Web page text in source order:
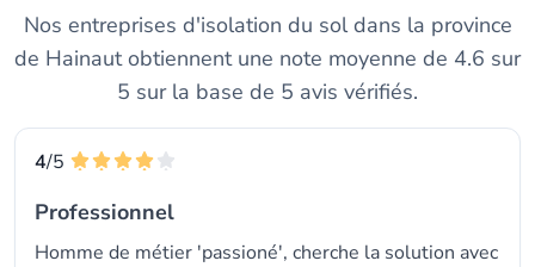
Nos entreprises d'isolation du sol dans la province
de Hainaut obtiennent une note moyenne de 4.6 sur
5 sur la base de 5 avis vérifiés.
4/5
Professionnel
Homme de métier 'passioné', cherche la solution avec